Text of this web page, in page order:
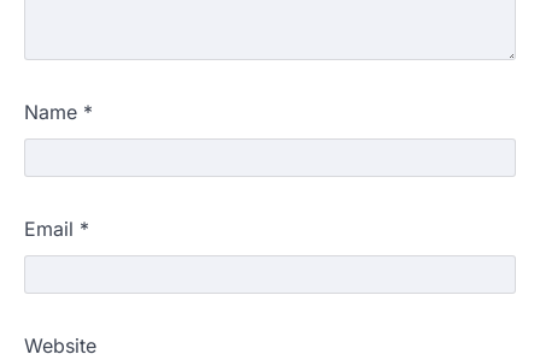
Name *
Email *
Website